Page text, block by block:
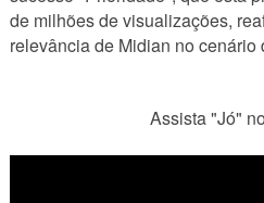
de milhões de visualizações,
relevância de Midian no cenário
Assista "Jó"